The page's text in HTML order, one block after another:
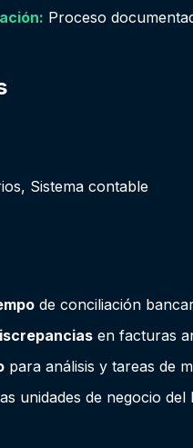
Proceso
Sistema contable
de conciliación
en facturas
para análisis y tareas de
unidades de negocio del